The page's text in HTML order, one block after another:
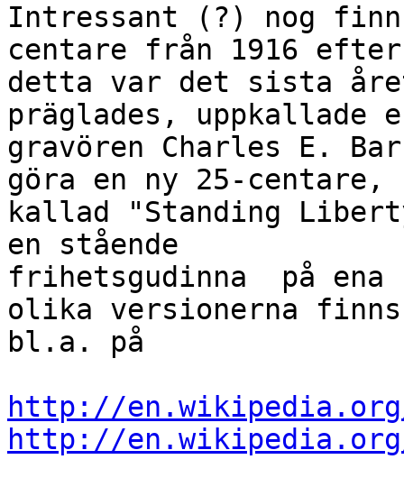
Intressant (?) nog
centare från 1916
detta var det sista året
präglades, uppkallade
gravören Charles E.
göra en ny 25-centare,
kallad "Standing
en stående
frihetsgudinna  på ena
olika versionerna finns
bl.a. på
http://
http://